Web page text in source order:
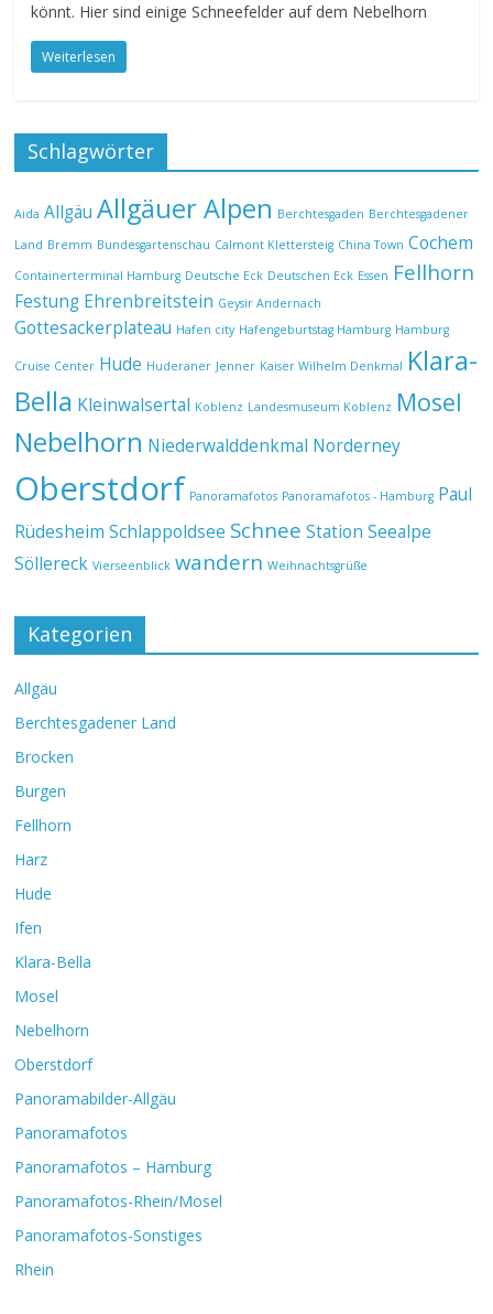
könnt. Hier sind einige Schneefelder auf dem Nebelhorn
Weiterlesen
Schlagwörter
Aida Allgäu Allgäuer Alpen Berchtesgaden Berchtesgadener
Land Bremm Bundesgartenschau Calmont Klettersteig China Town Cochem
Containerterminal Hamburg Deutsche Eck Deutschen Eck Essen Fellhorn
Festung Ehrenbreitstein Geysir Andernach
Gottesackerplateau Hafen city Hafengeburtstag Hamburg Hamburg
Cruise Center Hude Huderaner Jenner Kaiser Wilhelm Denkmal Klara-
Bella Kleinwalsertal Koblenz Landesmuseum Koblenz Mosel
Nebelhorn Niederwalddenkmal Norderney
Oberstdorf Panoramafotos Panoramafotos - Hamburg Paul
Rüdesheim Schlappoldsee Schnee Station Seealpe
Söllereck Vierseenblick wandern Weihnachtsgrüße
Kategorien
Allgäu
Berchtesgadener Land
Brocken
Burgen
Fellhorn
Harz
Hude
Ifen
Klara-Bella
Mosel
Nebelhorn
Oberstdorf
Panoramabilder-Allgäu
Panoramafotos
Panoramafotos – Hamburg
Panoramafotos-Rhein/Mosel
Panoramafotos-Sonstiges
Rhein